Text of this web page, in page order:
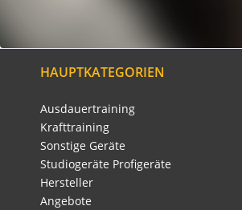
HAUPTKATEGORIEN
Ausdauertraining
Krafttraining
Sonstige Geräte
Studiogeräte Profigeräte
Hersteller
Angebote